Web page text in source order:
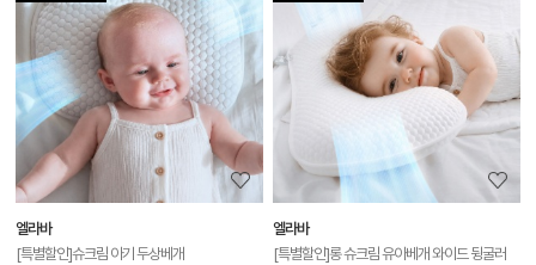
상
세
보
보
기
엘라바
[특별할인]슈크림 아기 두상베개
엘라바
[특별할인]롱 슈크림 유아베개 와이드 뒹굴러